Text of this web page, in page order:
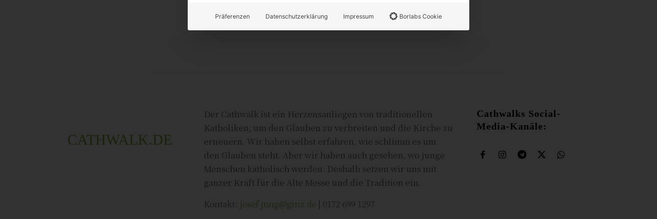
CATHWALK.DE
Der Cathwalk ist ein Herzensanliegen von traditionellen
Katholiken, um den Glauben zu verbreiten und die Kirche zu
erneuern. Wir haben selbst erfahren, wie schlimm es um
den Glauben steht. Aber wir haben auch gesehen, wo junge
Menschen katholisch werden. Deshalb setzen wir uns mit
ganzer Kraft für die Alte Messe und die Tradition ein.
Kontakt: josef-jung@gmx.de | 0172 699 1297
Cathwalks Social-
Media-Kanäle:
Präferenzen Datenschutzerklärung Impressum Borlabs Cookie